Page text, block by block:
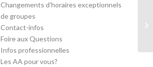
Changements d’horaires exceptionnels
de groupes
Contact-infos
Foire aux Questions
Infos professionnelles
Les AA pour vous?